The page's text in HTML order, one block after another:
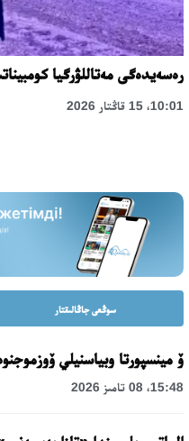
رەسەيدەگى مەتاللۋرگيا
10:01، 15 قاڭتار 2026
سوڭعى جاڭالىقتار
ۆ مينسپورتا وبياسنيلي
15:48، 08 تامىز 2026